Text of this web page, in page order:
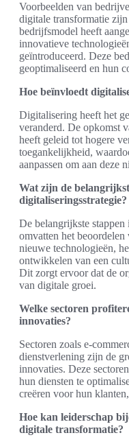
Voorbeelden van
digitale transformatie
bedrijfsmodel heeft
innovatieve
geïntroduceerd. Deze
geoptimaliseerd en hun
Hoe beïnvloedt
Digitalisering heeft het
veranderd. De opkomst
heeft geleid tot hogere
toegankelijkheid,
aanpassen om aan deze
Wat zijn de
digitaliseringsstrategie?
De belangrijkste
omvatten het
nieuwe technologieën,
ontwikkelen van een
Dit zorgt ervoor dat de
van digitale groei.
Welke sectoren
innovaties?
Sectoren zoals e-
dienstverlening zijn de
innovaties. Deze
hun diensten te
creëren voor hun
Hoe kan leiderschap
digitale transformatie?